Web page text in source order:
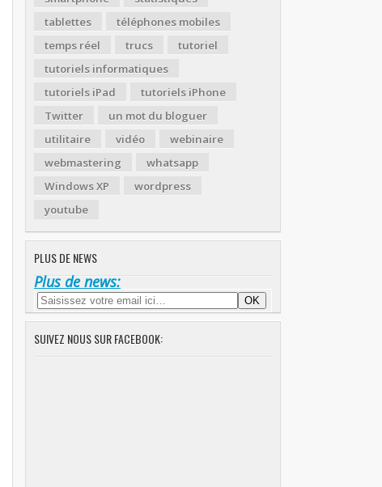
tablettes
téléphones mobiles
temps réel
trucs
tutoriel
tutoriels informatiques
tutoriels iPad
tutoriels iPhone
Twitter
un mot du bloguer
utilitaire
vidéo
webinaire
webmastering
whatsapp
Windows XP
wordpress
youtube
PLUS DE NEWS
Plus de news:
SUIVEZ NOUS SUR FACEBOOK: